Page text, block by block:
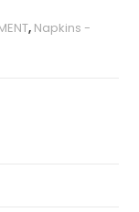
, Napkins -